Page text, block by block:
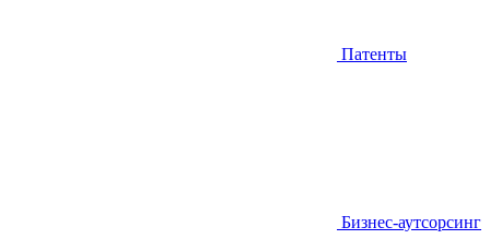
Патенты
Бизнес-аутсорсинг